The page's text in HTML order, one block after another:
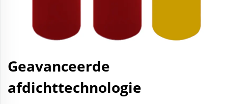
Geavanceerde
afdichttechnologie